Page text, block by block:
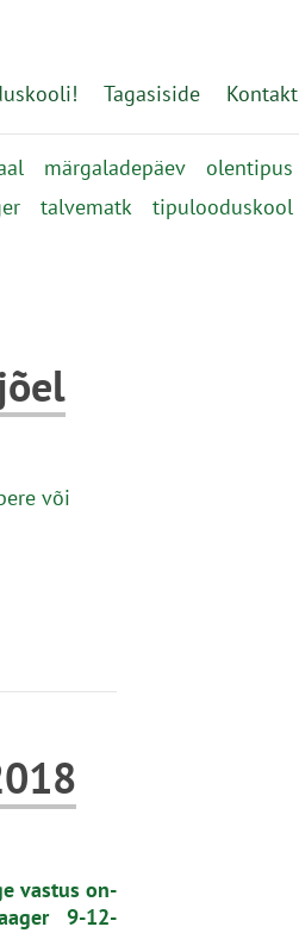
Tagasiside Kontakt
märgaladepäev
olentipus
talvematk tipulooduskool
või
vastus on-
9-12-